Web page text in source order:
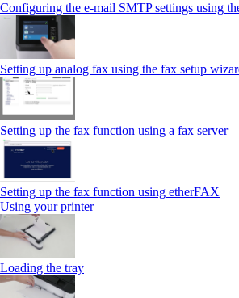
Configuring the e-mail SMTP settings using
Setting up analog fax using the fax setup
Setting up the fax function using a fax server
Setting up the fax function using etherFAX
Using your printer
Loading the tray